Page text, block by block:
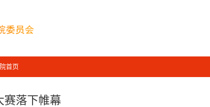
首页
赛落下帷幕